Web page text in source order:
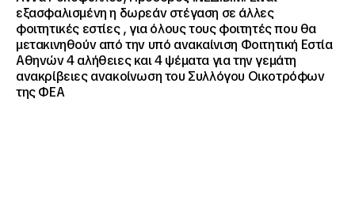
εξασφαλισμένη η δωρεάν στέγαση σε άλλες
φοιτητικές εστίες , για όλους τους φοιτητές που θα
μετακινηθούν από την υπό ανακαίνιση Φοιτητική Εστία
Αθηνών 4 αλήθειες και 4 ψέματα για την γεμάτη
ανακρίβειες ανακοίνωση του Συλλόγου Οικοτρόφων
της ΦΕΑ